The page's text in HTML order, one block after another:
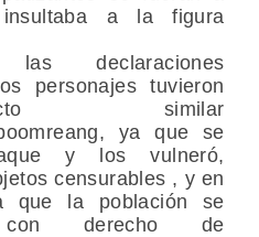
a la figura
declaraciones
personajes tuvieron
similar
ya que se
y los vulneró,
censurables , y en
que la población se
derecho de